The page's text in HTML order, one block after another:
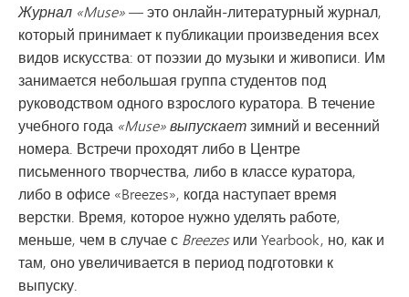
Журнал «Muse»— это онлайн-литературный журнал,
который принимает к публикации произведения всех
видов искусства: от поэзии до музыки и живописи. Им
занимается небольшая группа студентов под
руководством одного взрослого куратора. В течение
учебного года «Muse» выпускаетзимний и весенний
номера. Встречи проходят либо в Центре
письменного творчества, либо в классе куратора,
либо в офисе «Breezes», когда наступает время
верстки. Время, которое нужно уделять работе,
меньше, чем в случае с Breezesили Yearbook, но, как и
там, оно увеличивается в период подготовки к
выпуску.